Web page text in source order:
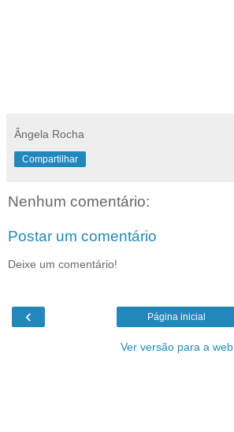
Ângela Rocha
Compartilhar
Nenhum comentário:
Postar um comentário
Deixe um comentário!
‹ Página inicial
Ver versão para a web